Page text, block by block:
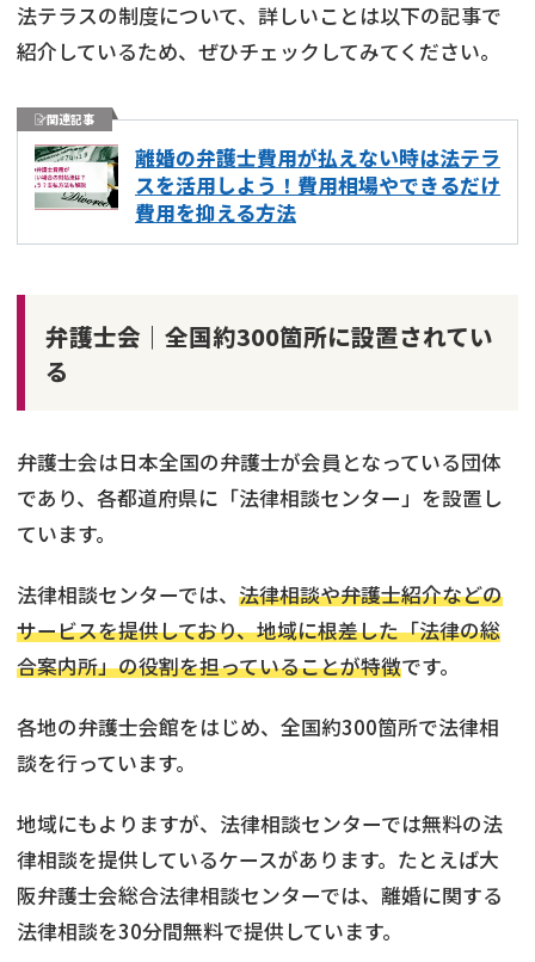
法テラスの制度について、詳しいことは以下の記事で
紹介しているため、ぜひチェックしてみてください。
関連記事
離婚の弁護士費用が払えない時は法テラ
スを活用しよう！費用相場やできるだけ
費用を抑える方法
弁護士会｜全国約300箇所に設置されてい
る
弁護士会は日本全国の弁護士が会員となっている団体
であり、各都道府県に「法律相談センター」を設置し
ています。
法律相談センターでは、 法律相談や弁護士紹介などの
サービスを提供しており、地域に根差した「法律の総
合案内所」の役割を担っていることが特徴です。
各地の弁護士会館をはじめ、全国約300箇所で法律相
談を行っています。
地域にもよりますが、法律相談センターでは無料の法
律相談を提供しているケースがあります。たとえば大
阪弁護士会総合法律相談センターでは、離婚に関する
法律相談を30分間無料で提供しています。